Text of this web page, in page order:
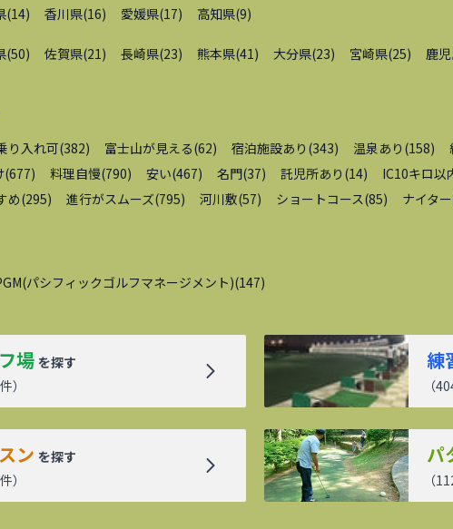
(14) 香川県(16) 愛媛県(17) 高知県(9)
(50) 佐賀県(21) 長崎県(23) 熊本県(41) 大分県(23) 宮崎県(25) 鹿
り入れ可(382) 富士山が見える(62) 宿泊施設あり (343) 温泉あり (158)
(677) 料理自慢(790) 安い(467) 名門(37) 託児所あり (14) IC10キロ以
め(295) 進行がスムーズ(795) 河川敷(57) ショートコース(85) ナイタ
パシフィックゴルフマネージメント)(147)
場 を探す
件）
練
（
ン を探す
件）
パ
（